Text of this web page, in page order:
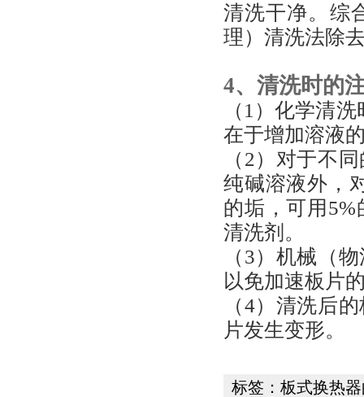
清洗干净。综
理）清洗法除
4、清洗时的
（1）化学清
在于增加溶液
（2）对于不
纯碱溶液外，
的垢，可用
清洗剂。
（3）机械（
以免加速板片
（4）清洗后
片发生变形。
标签： 板式换热